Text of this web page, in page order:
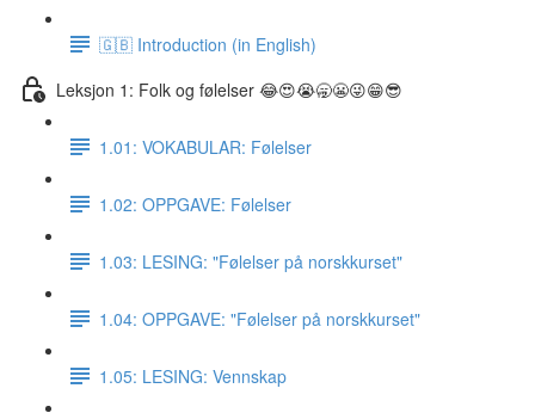
🇬🇧 Introduction (in English)
Leksjon 1: Folk og følelser 😂😍😭🥱😬😜😁😎
1.01: VOKABULAR: Følelser
1.02: OPPGAVE: Følelser
1.03: LESING: "Følelser på norskkurset"
1.04: OPPGAVE: "Følelser på norskkurset"
1.05: LESING: Vennskap